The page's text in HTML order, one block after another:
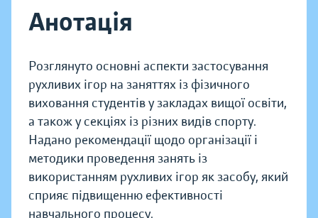
Анотація
Розглянуто основні аспекти застосування
рухливих ігор на заняттях із фізичного
виховання студентів у закладах вищої освіти,
а також у секціях із різних видів спорту.
Надано рекомендації щодо організації і
методики проведення занять із
використанням рухливих ігор як засобу, який
сприяє підвищенню ефективності
навчального процесу.